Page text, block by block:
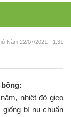
Năm 22/07/2021 - 1:31
nhiệt độ gieo
bí nụ chuẩn